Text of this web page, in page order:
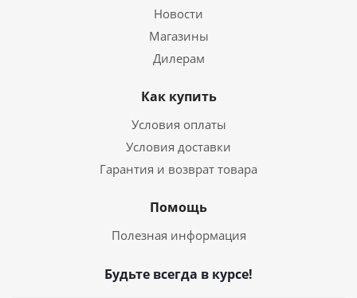
Новости
Магазины
Дилерам
Как купить
Условия оплаты
Условия доставки
Гарантия и возврат товара
Помощь
Полезная информация
Будьте всегда в курсе!